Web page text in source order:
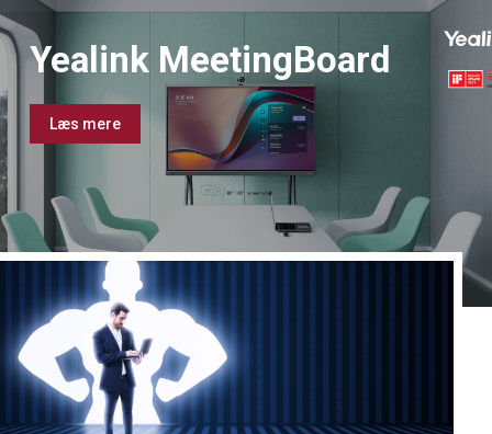
Yealink MeetingBoard
Læs mere